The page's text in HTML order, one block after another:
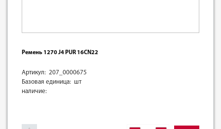
Ремень 1270 J4 PUR 16CN22
Артикул: 207_0000675
Базовая единица: шт
наличие: